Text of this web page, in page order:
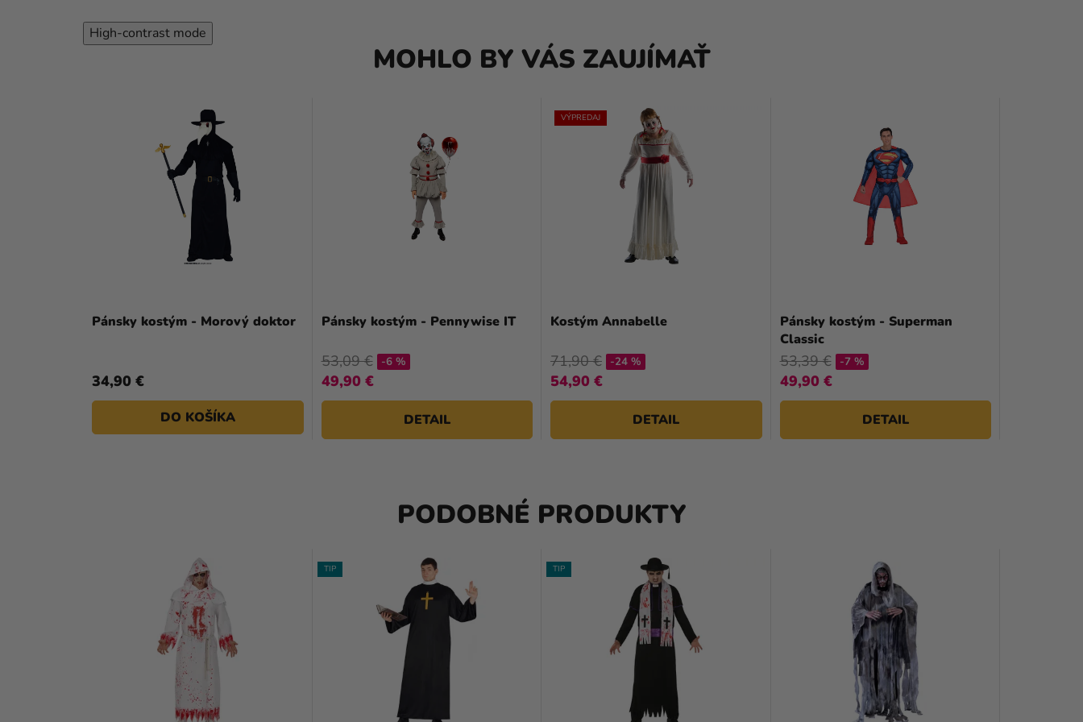
High-contrast mode
MOHLO BY VÁS ZAUJÍMAŤ
Pánsky kostým - Morový doktor
34,90 €
DO KOŠÍKA
Pánsky kostým - Pennywise IT
53,09 €
49,90 €
-6 %
DETAIL
VÝPREDAJ
Kostým Annabelle
71,90 €
54,90 €
-24 %
DETAIL
Pánsky kostým - Superman
Classic
53,39 €
49,90 €
-7 %
DETAIL
PODOBNÉ PRODUKTY
TIP TIP